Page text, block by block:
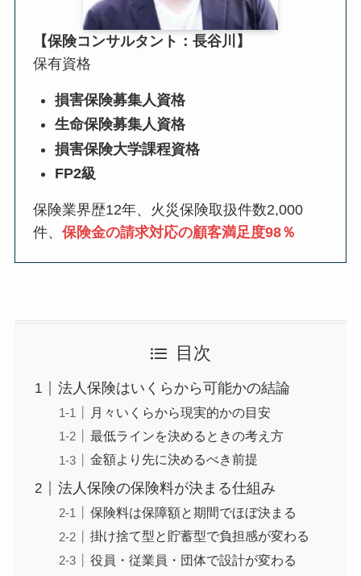
【保険コンサルタント：長谷川】
保有資格
損害保険募集人資格
生命保険募集人資格
損害保険大学課程資格
FP2級
保険業界歴12年、火災保険取扱件数2,000
件、保険金の請求対応の顧客満足度98％
目次
法人保険はいくらから可能かの結論
月々いくらから現実的かの目安
最低ラインを決めるときの考え方
金額より先に決めるべき前提
法人保険の保険料が決まる仕組み
保険料は保障額と期間でほぼ決まる
掛け捨て型と貯蓄型で負担感が変わる
役員・従業員・団体で設計が変わる